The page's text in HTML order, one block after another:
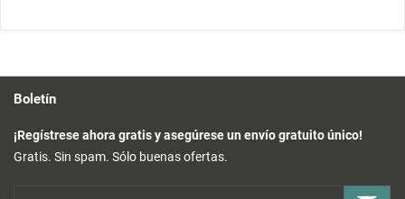
Boletín
¡Regístrese ahora gratis y asegúrese un envío gratuito único!
Gratis. Sin spam. Sólo buenas ofertas.